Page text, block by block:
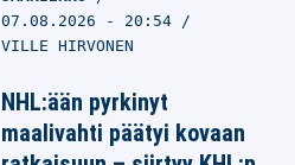
07.08.2026 - 20:54
VILLE HIRVONEN
NHL:ään pyrkinyt
maalivahti päätyi kovaan